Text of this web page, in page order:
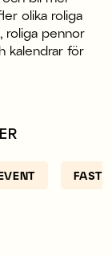
olika roliga
roliga pennor
kalendrar för